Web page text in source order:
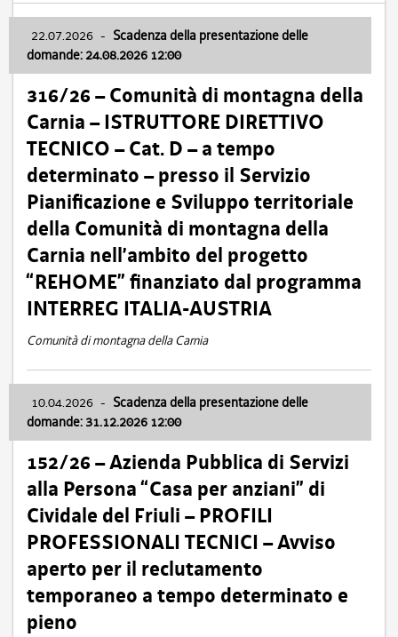
22.07.2026 - Scadenza della presentazione delle
domande: 24.08.2026 12:00
316/26 – Comunità di montagna della
Carnia – ISTRUTTORE DIRETTIVO
TECNICO – Cat. D – a tempo
determinato – presso il Servizio
Pianificazione e Sviluppo territoriale
della Comunità di montagna della
Carnia nell’ambito del progetto
“REHOME” finanziato dal programma
INTERREG ITALIA-AUSTRIA
Comunità di montagna della Carnia
10.04.2026 - Scadenza della presentazione delle
domande: 31.12.2026 12:00
152/26 – Azienda Pubblica di Servizi
alla Persona “Casa per anziani” di
Cividale del Friuli – PROFILI
PROFESSIONALI TECNICI – Avviso
aperto per il reclutamento
temporaneo a tempo determinato e
pieno